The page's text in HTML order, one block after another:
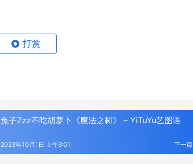
打赏
兔子Zzz不吃胡萝卜《魔法之树》 – YiTuYu艺图语
下一篇
2023年10月1日 上午6:01